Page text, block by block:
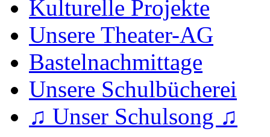
Kulturelle Projekte
Unsere Theater-AG
Bastelnachmittage
Unsere Schulbücherei
♫ Unser Schulsong ♫